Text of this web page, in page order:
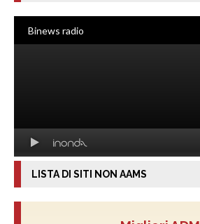
LISTA DI SITI NON AAMS